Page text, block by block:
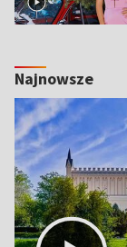
Najnowsze